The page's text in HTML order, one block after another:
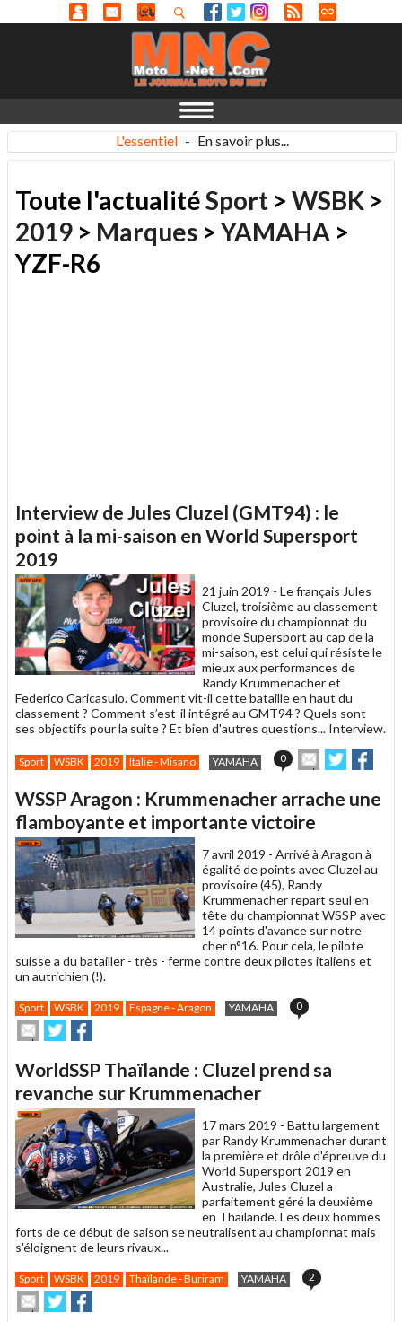
L'essentiel - En savoir plus...
Toute l'actualitéSport > WSBK >
2019 > Marques >YAMAHA >
YZF-R6
Interview de Jules Cluzel (GMT94) : le
point à la mi-saison en World Supersport
2019
21 juin 2019 - Le français Jules
Cluzel, troisième au classement
provisoire du championnat du
monde Supersport au cap de la
mi-saison, est celui qui résiste le
mieux aux performances de
Randy Krummenacher et
Federico Caricasulo. Comment vit-il cette bataille en haut du
classement ? Comment s’est-il intégré au GMT94 ? Quels sont
ses objectifs pour la suite ? Et bien d'autres questions... Interview.
Sport WSBK 2019 Italie - Misano YAMAHA 0
Envoyer
cet
à
un
ami
Partager
sur sur
WSSP Aragon : Krummenacher arrache une
flamboyante et importante victoire
7 avril 2019 - Arrivé à Aragon à
égalité de points avec Cluzel au
provisoire (45), Randy
Krummenacher repart seul en
tête du championnat WSSP avec
14 points d'avance sur notre
cher n°16. Pour cela, le pilote
suisse a du batailler - très - ferme contre deux pilotes italiens et
un autrichien (!).
Sport WSBK 2019 Espagne - Aragon YAMAHA 0
Envoyer
cet
à
un
ami
Partager
sur
sur
WorldSSP Thaïlande : Cluzel prend sa
revanche sur Krummenacher
17 mars 2019 - Battu largement
par Randy Krummenacher durant
la première et drôle d'épreuve du
World Supersport 2019 en
Australie, Jules Cluzel a
parfaitement géré la deuxième
en Thaïlande. Les deux hommes
forts de ce début de saison se neutralisent au championnat mais
s'éloignent de leurs rivaux...
Sport WSBK 2019 Thaïlande - Buriram YAMAHA 2
Envoyer
cet
Partager
sur
sur